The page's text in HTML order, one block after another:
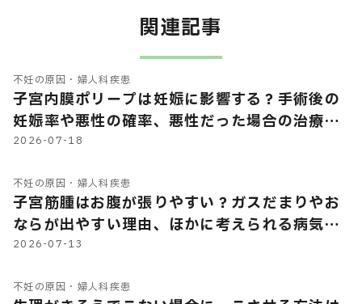
関連記事
不妊の原因・婦人科疾患
子宮内膜ポリープは妊娠に影響する？手術後の
妊娠率や悪性の確率、悪性だった場合の治療に
ついて
2026-07-18
不妊の原因・婦人科疾患
子宮筋腫はお腹が張りやすい？ガスだまりやお
ならが出やすい理由、ほかに考えられる病気を
解説
2026-07-13
不妊の原因・婦人科疾患